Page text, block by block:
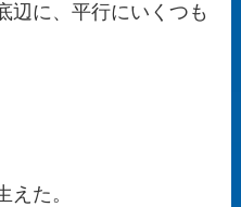
辺に、平行にいくつも
えた。